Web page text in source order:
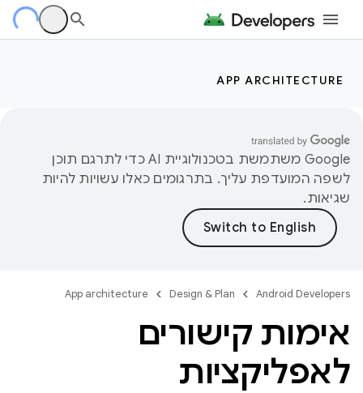
APP ARCHITECTURE
‫Google משתמשת בטכנולוגיית AI כדי לתרגם תוכן
לשפה המועדפת עליך. בתרגומים כאלו עשויות להיות
שגיאות.
Android Developers
Design & Plan
App architecture
אימות קישורים
לאפליקציות